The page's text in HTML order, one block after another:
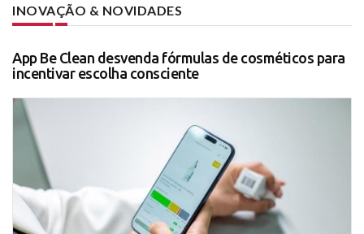
INOVAÇÃO & NOVIDADES
App Be Clean desvenda fórmulas de cosméticos para
incentivar escolha consciente